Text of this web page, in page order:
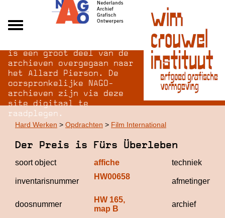
Over NAGO
Over WCI
Inloggen
is een groot deel van de
archieven overgegaan naar
het Allard Pierson. De
oorspronkelijke NAGO-
archieven zijn via deze
site digitaal te
raadplegen.
Hard Werken > Opdrachten > Film International
Der Preis is Fürs Überleben
soort object affiche techniek
inventarisnummer
HW00658
afmetingen
doosnummer
HW 165,
map B
archief